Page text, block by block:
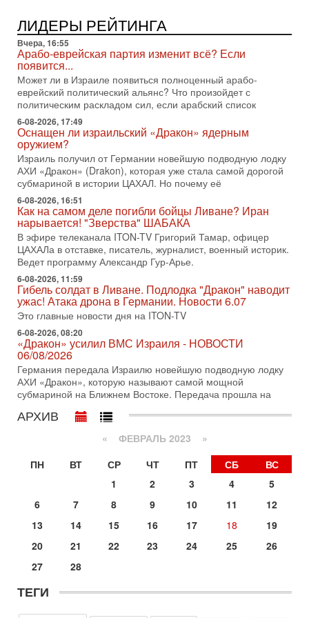
02/08/2026
Президент США Дональд Трамп сегодня заявил об отмене
подготовленного удара по Ирану после обращений
Тегерана и других стран региона. По его словам,
1-08-2026, 17:50
«Русский голос» Израиля: кто заберет его на этот
раз?
Голоса русскоязычных репатриантов не раз кардинально
меняли политический ландшафт Израиля. Достаточно
вспомнить взлет партии «Исраэль ба-алия», когда
31-07-2026, 17:00
Тайны закрытых дверей: о чём на самом деле
молчат Трамп и Нетаньяху?
Недавний визит премьер-министра Израиля Биньямина
Нетаньяху в США и его встреча с Дональдом Трампом
оставили больше вопросов, чем ответов. Полная
31-07-2026, 15:18
Иран готовит покушение на Нетаниягу! Трамп не
хочет эскалации, но КСИР готовит взрыв!
В эфире телеканала ITON-TV СЕРГЕЙ МИГДАЛЬ, эксперт
по вопросам безопасности, офицер запаса
Международного управления полиции Израиля, автор
Битва за разоружение ХАМАСа - НОВОСТИ
31/07/2026
Сегодня президент США Дональд Трамп заявил о
достижении исторического соглашения о полном
разоружении ХАМАСа и других вооруженных группировок в
Иран доведет Трампа до крайних мер? Разбор и
оценка от военного обозревателя Давида Шарпа
Ситуация вокруг противостояния Ирана и США накаляется
с каждым днем. Почему Трамп в самый последний момент
отменил решение о нанесении тяжелых ударов
Покупатель авиакомпании «Аркия» намерен
запретить полеты по субботам!
Вокруг возможной продажи авиакомпании «Аркия»
разгорается громкий конфликт.
Трамп готовит удар по Ирану - НОВОСТИ 30/07/2026
возможность масштабной военной операции против Ирана
ЛИДЕРЫ РЕЙТИНГА
Вчера, 16:55
Арабо-еврейская партия изменит всё? Если
появится...
Может ли в Израиле появиться полноценный арабо-
еврейский политический альянс? Что произойдет с
политическим раскладом сил, если арабский список
6-08-2026, 17:49
Оснащен ли израильский «Дракон» ядерным
оружием?
Израиль получил от Германии новейшую подводную лодку
АХИ «Дракон» (Drakon), которая уже стала самой дорогой
субмариной в истории ЦАХАЛ. Но почему её
6-08-2026, 16:51
Как на самом деле погибли бойцы Ливане? Иран
нарывается! "Зверства" ШАБАКА
В эфире телеканала ITON-TV Григорий Тамар, офицер
ЦАХАЛа в отставке, писатель, журналист, военный историк.
Ведет программу Александр Гур-Арье.
6-08-2026, 11:59
Гибель солдат в Ливане. Подлодка "Дракон" наводит
ужас! Атака дрона в Германии. Новости 6.07
Это главные новости дня на ITON-TV
6-08-2026, 08:20
«Дракон» усилил ВМС Израиля - НОВОСТИ
06/08/2026
Германия передала Израилю новейшую подводную лодку
АХИ «Дракон», которую называют самой мощной
субмариной на Ближнем Востоке. Передача прошла на
АРХИВ
« ФЕВРАЛЬ 2023 »
ПН
ВТ СР ЧТ ПТ СБ
ВС
1
2 3 4
5
6
7 8 9 10 11
12
13
14 15 16 17 18
19
20
21 22 23 24 25
26
27
28
ТЕГИ